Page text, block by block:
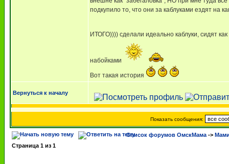
подкупило то, что они за каблуками ездят на
ИТОГО)))) сделали идеально каблуки, сидят
набойками
Вот такая история
Вернуться к началу
Показать сообщения:
Список форумов ОмскМама ->
Страница 1 из 1